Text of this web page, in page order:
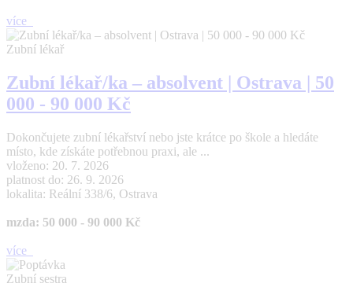
více
Zubní lékař
Zubní lékař/ka – absolvent | Ostrava | 50
000 - 90 000 Kč
Dokončujete zubní lékařství nebo jste krátce po škole a hledáte
místo, kde získáte potřebnou praxi, ale ...
vloženo: 20. 7. 2026
platnost do: 26. 9. 2026
lokalita: Reální 338/6, Ostrava
mzda: 50 000 - 90 000 Kč
více
Zubní sestra